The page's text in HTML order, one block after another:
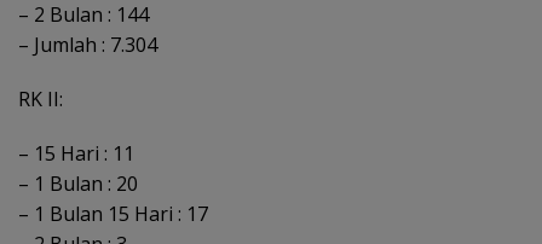
– 2 Bulan : 144
– Jumlah : 7.304
RK II:
– 15 Hari : 11
– 1 Bulan : 20
– 1 Bulan 15 Hari : 17